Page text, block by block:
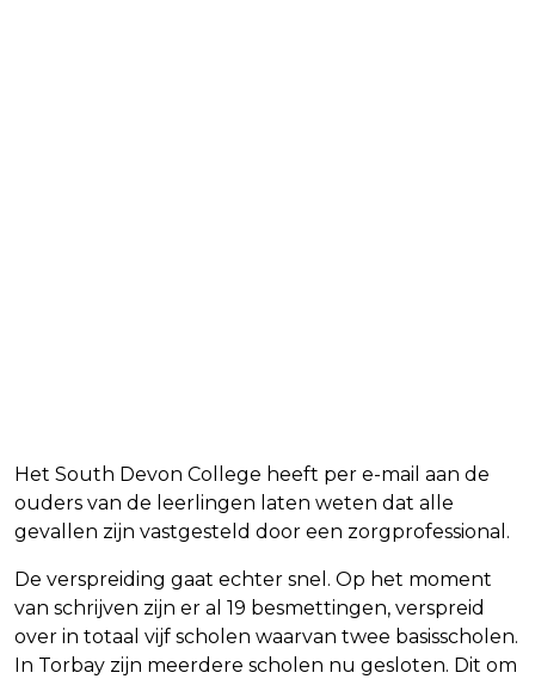
Het South Devon College heeft per e-mail aan de
ouders van de leerlingen laten weten dat alle
gevallen zijn vastgesteld door een zorgprofessional.
De verspreiding gaat echter snel. Op het moment
van schrijven zijn er al 19 besmettingen, verspreid
over in totaal vijf scholen waarvan twee basisscholen.
In Torbay zijn meerdere scholen nu gesloten. Dit om